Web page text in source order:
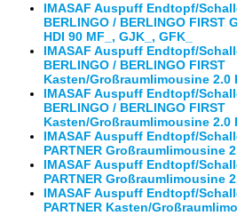
IMASAF Auspuff Endtopf/
BERLINGO / BERLINGO FIRST
HDI 90 MF_, GJK_, GFK_
IMASAF Auspuff Endtopf/
BERLINGO / BERLINGO FIRST
Kasten/Großraumlimousine 2.0
IMASAF Auspuff Endtopf/
BERLINGO / BERLINGO FIRST
Kasten/Großraumlimousine 2.0
IMASAF Auspuff Endtopf/
PARTNER Großraumlimousine
IMASAF Auspuff Endtopf/
PARTNER Großraumlimousine
IMASAF Auspuff Endtopf/
PARTNER Kasten/